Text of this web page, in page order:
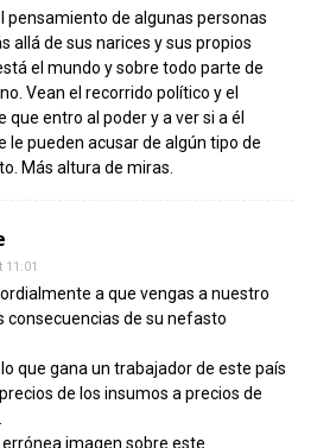
pensamiento de algunas personas
allá de sus narices y sus propios
el mundo y sobre todo parte de
Vean el recorrido político y el
que entro al poder y a ver si a él
le pueden acusar de algún tipo de
Más altura de miras.
11:01
a que vengas a nuestro
consecuencias de su nefasto
que gana un trabajador de este país
de los insumos a precios de
errónea imagen sobre este